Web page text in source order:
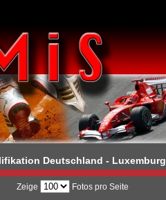
Deutschland - Luxemburg
Zeige Fotos pro Seite